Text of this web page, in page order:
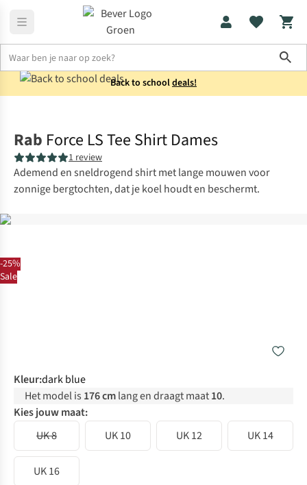
Back to schooldeals!
-25%
Sale
Rab Force LS Tee Shirt Dames
1 review
Ademend en sneldrogend shirt met lange mouwen voor
zonnige bergtochten, dat je koel houdt en beschermt.
Kleur:dark blue
Het model is 176 cmlang en draagt maat10.
Kies jouw maat:
UK 8
UK 10 UK 12 UK 14
UK 16